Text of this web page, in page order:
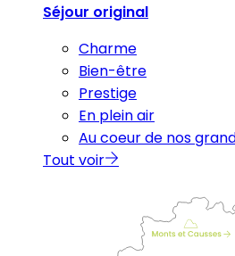
Séjour original
Charme
Bien-être
Prestige
En plein air
Au coeur de nos
Tout voir